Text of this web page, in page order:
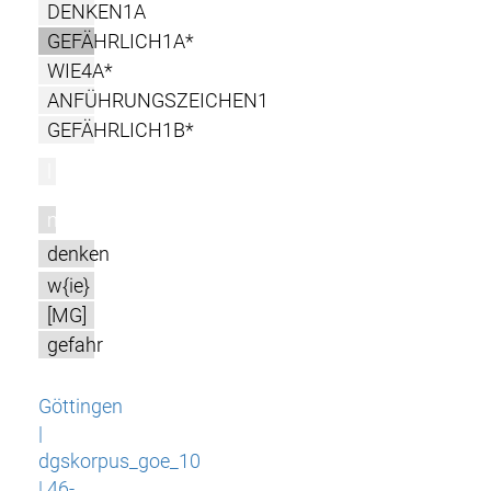
DENKEN1A
GEFÄHRLICH1A*
WIE4A*
ANFÜHRUNGSZEICHEN1
GEFÄHRLICH1B*
m
denken
w{ie}
[MG]
gefahr
Göttingen
|
dgskorpus_goe_10